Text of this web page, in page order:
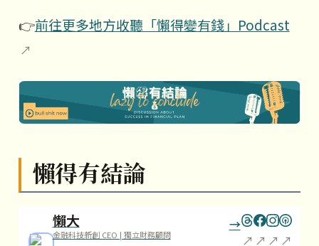
👉前往更多地方收聽「懶得變有錢」Podcast
懶得有結論
懶大
金融科技新創 CEO | 獨立財務顧問